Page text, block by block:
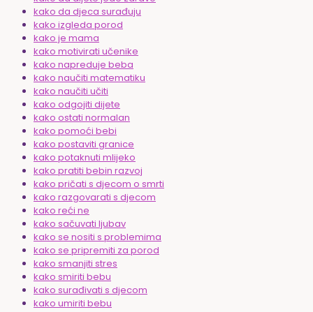
kako da djeca surađuju
kako izgleda porod
kako je mama
kako motivirati učenike
kako napreduje beba
kako naučiti matematiku
kako naučiti učiti
kako odgojiti dijete
kako ostati normalan
kako pomoći bebi
kako postaviti granice
kako potaknuti mlijeko
kako pratiti bebin razvoj
kako pričati s djecom o smrti
kako razgovarati s djecom
kako reći ne
kako sačuvati ljubav
kako se nositi s problemima
kako se pripremiti za porod
kako smanjiti stres
kako smiriti bebu
kako surađivati s djecom
kako umiriti bebu